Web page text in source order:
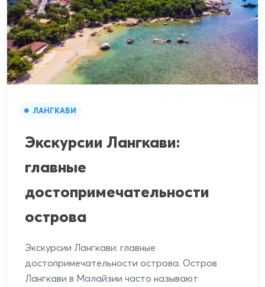
ЛАНГКАВИ
Экскурсии Лангкави:
главные
достопримечательности
острова
Экскурсии Лангкави: главные
достопримечательности острова. Остров
Лангкави в Малайзии часто называют